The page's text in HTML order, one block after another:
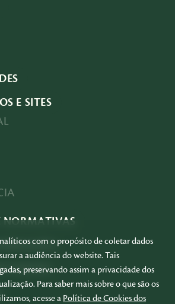
E SITES
NORMATIVAS
CONTAS
com o propósito de coletar dados
a audiência do website. Tais
preservando assim a privacidade dos
Para saber mais sobre o que são os
acesse a Política de Cookies dos